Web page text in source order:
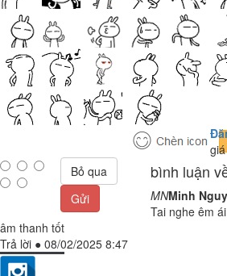
Bỏ qua
Gửi
bình luận
MNMinh
Tai nghe êm
âm thanh tốt
Trả lời ● 08/02/2025 8:47